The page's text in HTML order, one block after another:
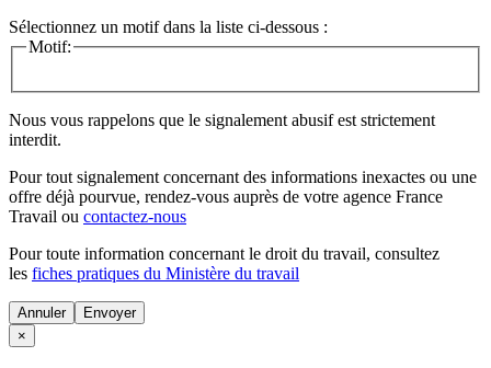
Sélectionnez un motif dans la liste ci-dessous :
Motif:
Nous vous rappelons que le signalement abusif est strictement
interdit.
Pour tout signalement concernant des informations inexactes ou une
offre déjà pourvue, rendez-vous auprès de votre agence France
Travail ou contactez-nous
Pour toute information concernant le droit du travail, consultez
les fiches pratiques du Ministère du travail
Annuler
×